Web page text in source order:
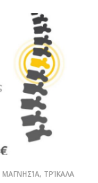
ΜΑΓΝΗΣΊΑ, ΤΡΊΚΑΛΑ